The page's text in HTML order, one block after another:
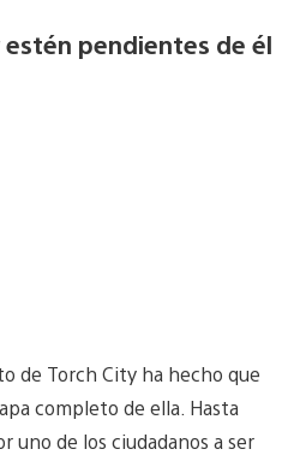
estén pendientes de él
de Torch City ha hecho que
completo de ella. Hasta
uno de los ciudadanos a ser